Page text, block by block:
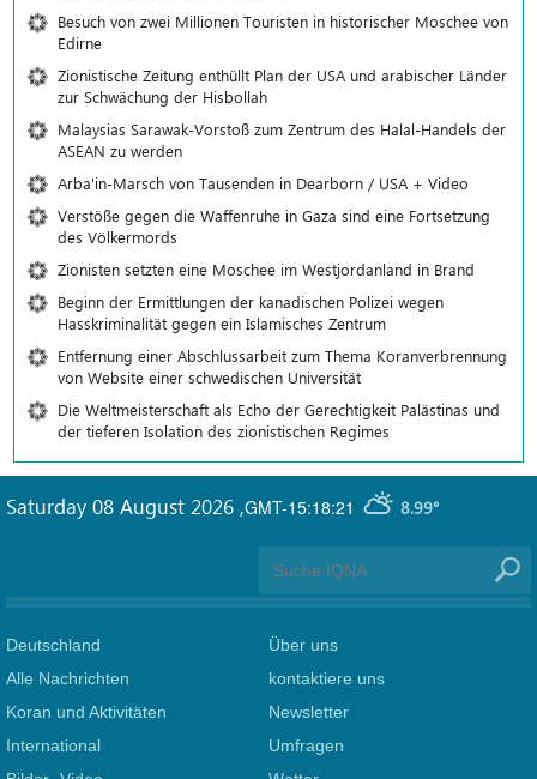
Besuch von zwei Millionen Touristen in historischer Moschee von
Edirne
Zionistische Zeitung enthüllt Plan der USA und arabischer Länder
zur Schwächung der Hisbollah
Malaysias Sarawak-Vorstoß zum Zentrum des Halal-Handels der
ASEAN zu werden
Arba'in-Marsch von Tausenden in Dearborn / USA + Video
Verstöße gegen die Waffenruhe in Gaza sind eine Fortsetzung
des Völkermords
Zionisten setzten eine Moschee im Westjordanland in Brand
Beginn der Ermittlungen der kanadischen Polizei wegen
Hasskriminalität gegen ein Islamisches Zentrum
Entfernung einer Abschlussarbeit zum Thema Koranverbrennung
von Website einer schwedischen Universität
Die Weltmeisterschaft als Echo der Gerechtigkeit Palästinas und
der tieferen Isolation des zionistischen Regimes
GMT-15:18:21 8.99°
Saturday 08 August 2026 ,
Deutschland
Alle Nachrichten
Koran und Aktivitäten
International
Über uns
kontaktiere uns
Newsletter
Umfragen